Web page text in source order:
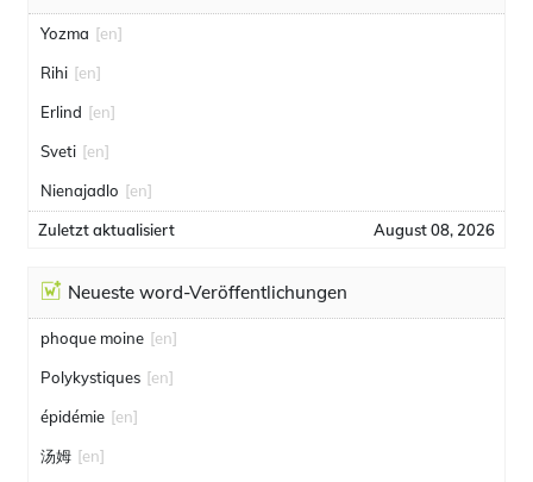
Yozma [en]
Rihi [en]
Erlind [en]
Sveti [en]
Nienajadlo [en]
Zuletzt aktualisiert August 08, 2026
Neueste word-Veröffentlichungen
phoque moine [en]
Polykystiques [en]
épidémie [en]
汤姆 [en]